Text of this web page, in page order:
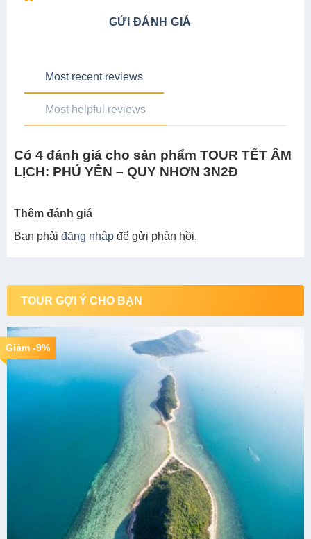
GỬI ĐÁNH GIÁ
Most recent reviews
Most helpful reviews
Có 4 đánh giá cho sản phẩm TOUR TẾT ÂM
LỊCH: PHÚ YÊN – QUY NHƠN 3N2Đ
Thêm đánh giá
Bạn phải đăng nhập để gửi phản hồi.
TOUR GỢI Ý CHO BẠN
Giảm -9%